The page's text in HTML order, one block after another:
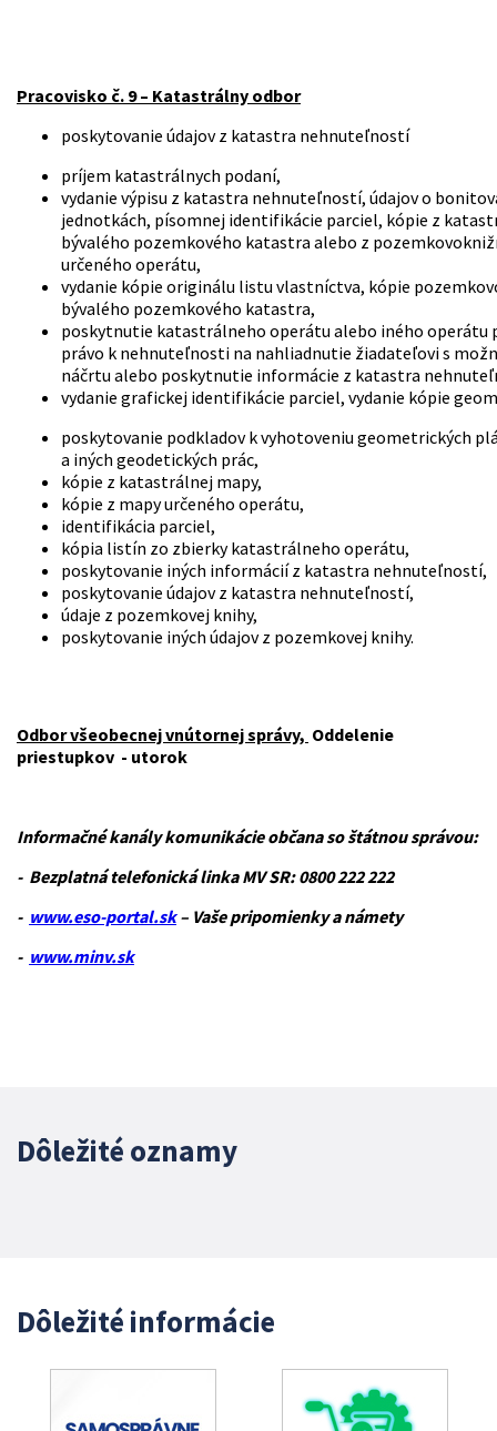
Pracovisko č. 9 – Katastrálny odbor
poskytovanie údajov z katastra nehnuteľností
príjem katastrálnych podaní,
vydanie výpisu z katastra nehnuteľností, údajov o
jednotkách, písomnej identifikácie parciel, kópie z
bývalého pozemkového katastra alebo z
určeného operátu,
vydanie kópie originálu listu vlastníctva, kópie
bývalého pozemkového katastra,
poskytnutie katastrálneho operátu alebo iného operátu
právo k nehnuteľnosti na nahliadnutie žiadateľovi s
náčrtu alebo poskytnutie informácie z katastra
vydanie grafickej identifikácie parciel, vydanie kópie
poskytovanie podkladov k vyhotoveniu geometrických
a iných geodetických prác,
kópie z katastrálnej mapy,
kópie z mapy určeného operátu,
identifikácia parciel,
kópia listín zo zbierky katastrálneho operátu,
poskytovanie iných informácií z katastra nehnuteľností,
poskytovanie údajov z katastra nehnuteľností,
údaje z pozemkovej knihy,
poskytovanie iných údajov z pozemkovej knihy.
Odbor všeobecnej vnútornej správy, Oddelenie
priestupkov - utorok
Informačné kanály komunikácie občana so štátnou správou:
- Bezplatná telefonická linka MV SR:0800 222 222
- www.eso-portal.sk– Vaše pripomienky a námety
- www.minv.sk
Dôležité oznamy
Dôležité informácie